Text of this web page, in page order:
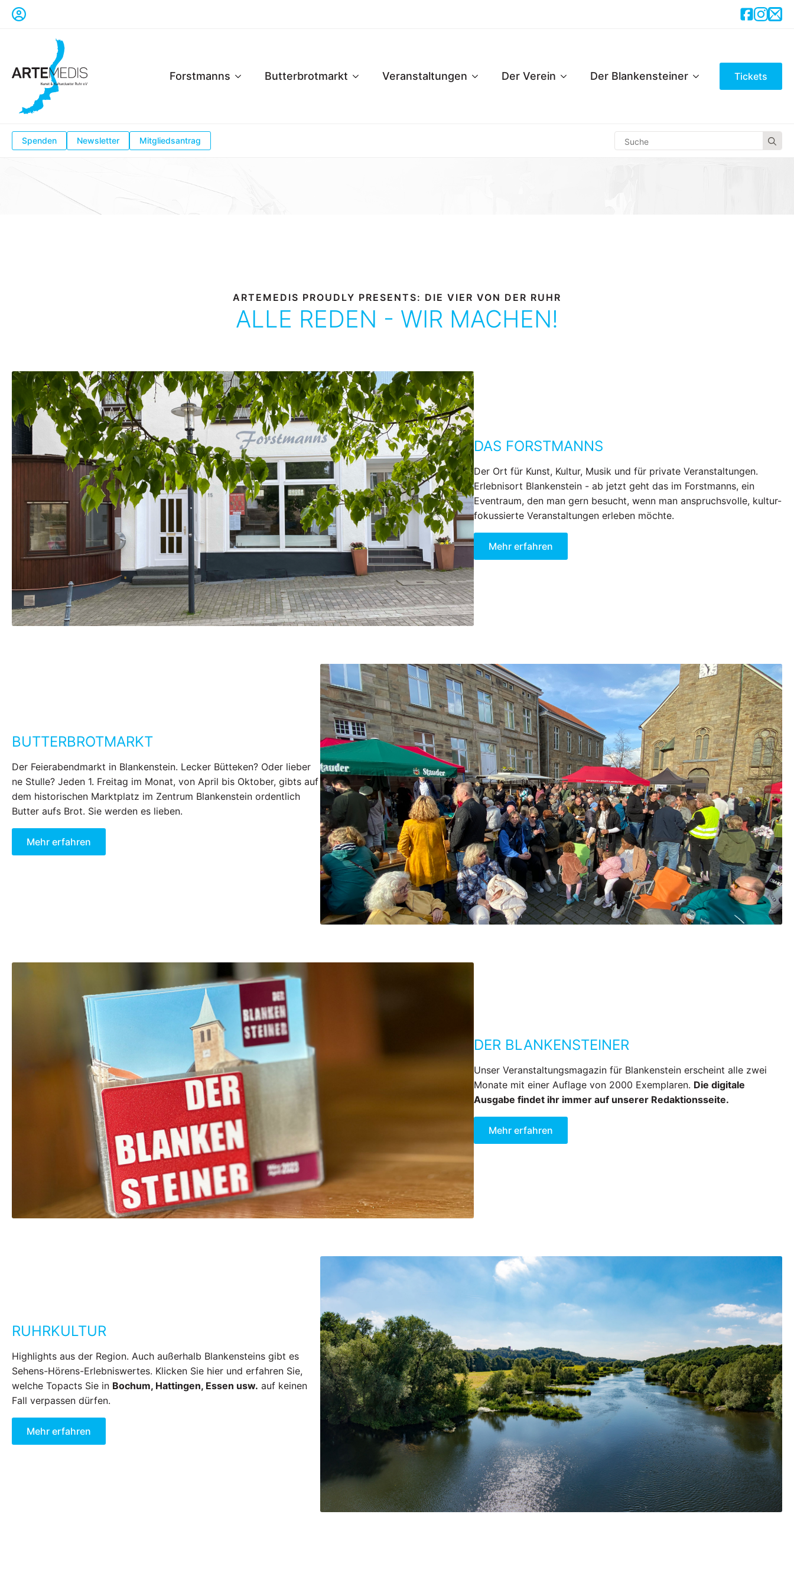
Forstmanns Butterbrotmarkt Veranstaltungen Der Verein Der Blankensteiner Tickets
Spenden Newsletter Mitgliedsantrag
ARTEMEDIS PROUDLY PRESENTS: DIE VIER VON DER RUHR
ALLE REDEN - WIR MACHEN!
DAS FORSTMANNS
Der Ort für Kunst, Kultur, Musik und für private Veranstaltungen.
Erlebnisort Blankenstein - ab jetzt geht das im Forstmanns, ein
Eventraum, den man gern besucht, wenn man anspruchsvolle, kultur-
fokussierte Veranstaltungen erleben möchte.
Mehr erfahren
BUTTERBROTMARKT
Der Feierabendmarkt in Blankenstein. Lecker Bütteken? Oder lieber
ne Stulle? Jeden 1. Freitag im Monat, von April bis Oktober, gibts auf
dem historischen Marktplatz im Zentrum Blankenstein ordentlich
Butter aufs Brot. Sie werden es lieben.
Mehr erfahren
DER BLANKENSTEINER
Unser Veranstaltungsmagazin für Blankenstein erscheint alle zwei
Monate mit einer Auflage von 2000 Exemplaren. Die digitale
Ausgabe findet ihr immer auf unserer Redaktionsseite.
Mehr erfahren
RUHRKULTUR
Highlights aus der Region. Auch außerhalb Blankensteins gibt es
Sehens-Hörens-Erlebniswertes. Klicken Sie hier und erfahren Sie,
welche Topacts Sie in Bochum, Hattingen, Essen usw. auf keinen
Fall verpassen dürfen.
Mehr erfahren